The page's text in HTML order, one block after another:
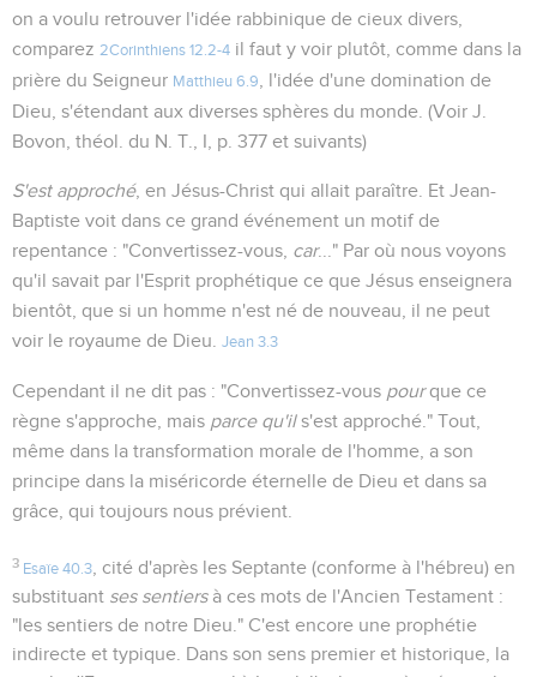
on a voulu retrouver l'idée rabbinique de cieux divers,
comparez 2Corinthiens 12.2-4 il faut y voir plutôt, comme dans la
prière du Seigneur Matthieu 6.9
, l'idée d'une domination de
Dieu, s'étendant aux diverses sphères du monde. (Voir J.
Bovon, théol. du N. T., I, p. 377 et suivants)
S'est approché, en Jésus-Christ qui allait paraître. Et Jean-
Baptiste voit dans ce grand événement un motif de
repentance : "Convertissez-vous, car..." Par où nous voyons
qu'il savait par l'Esprit prophétique ce que Jésus enseignera
bientôt, que si un homme n'est né de nouveau, il ne peut
voir le royaume de Dieu.
Jean 3.3
Cependant il ne dit pas : "Convertissez-vous pourque ce
règne s'approche, mais parce qu'ils'est approché." Tout,
même dans la transformation morale de l'homme, a son
principe dans la miséricorde éternelle de Dieu et dans sa
grâce, qui toujours nous prévient.
3 Esaïe 40.3
, cité d'après les Septante (conforme à l'hébreu) en
substituant ses sentiersà ces mots de l'Ancien Testament :
"les sentiers de notre Dieu." C'est encore une prophétie
indirecte et typique. Dans son sens premier et historique, la